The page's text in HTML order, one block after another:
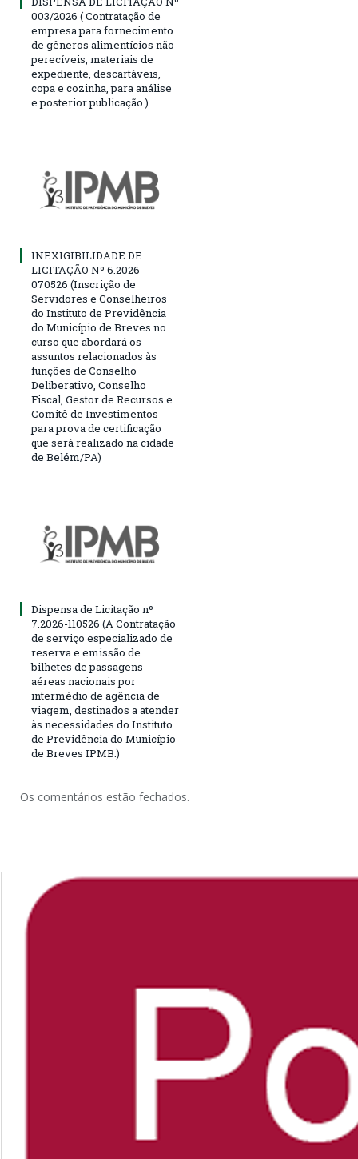
003/2026 ( Contratação de
empresa para fornecimento
de gêneros alimentícios não
perecíveis, materiais de
expediente, descartáveis,
copa e cozinha, para análise
e posterior publicação.)
INEXIGIBILIDADE DE
LICITAÇÃO Nº 6.2026-
070526 (Inscrição de
Servidores e Conselheiros
do Instituto de Previdência
do Município de Breves no
curso que abordará os
assuntos relacionados às
funções de Conselho
Deliberativo, Conselho
Fiscal, Gestor de Recursos e
Comitê de Investimentos
para prova de certificação
que será realizado na cidade
de Belém/PA)
Dispensa de Licitação nº
7.2026-110526 (A Contratação
de serviço especializado de
reserva e emissão de
bilhetes de passagens
aéreas nacionais por
intermédio de agência de
viagem, destinados a atender
às necessidades do Instituto
de Previdência do Município
de Breves IPMB.)
Os comentários estão fechados.